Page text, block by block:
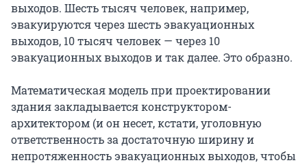
выходов. Шесть тысяч человек, например,
эвакуируются через шесть эвакуационных
выходов, 10 тысяч человек — через 10
эвакуационных выходов и так далее. Это образно.
Математическая модель при проектировании
здания закладывается конструктором-
архитектором (и он несет, кстати, уголовную
ответственность за достаточную ширину и
непротяженность эвакуационных выходов, чтобы